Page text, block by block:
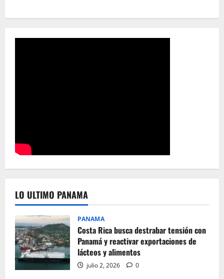
LO ULTIMO PANAMA
PANAMA
Costa Rica busca destrabar tensión con
Panamá y reactivar exportaciones de
lácteos y alimentos
julio 2, 2026 0